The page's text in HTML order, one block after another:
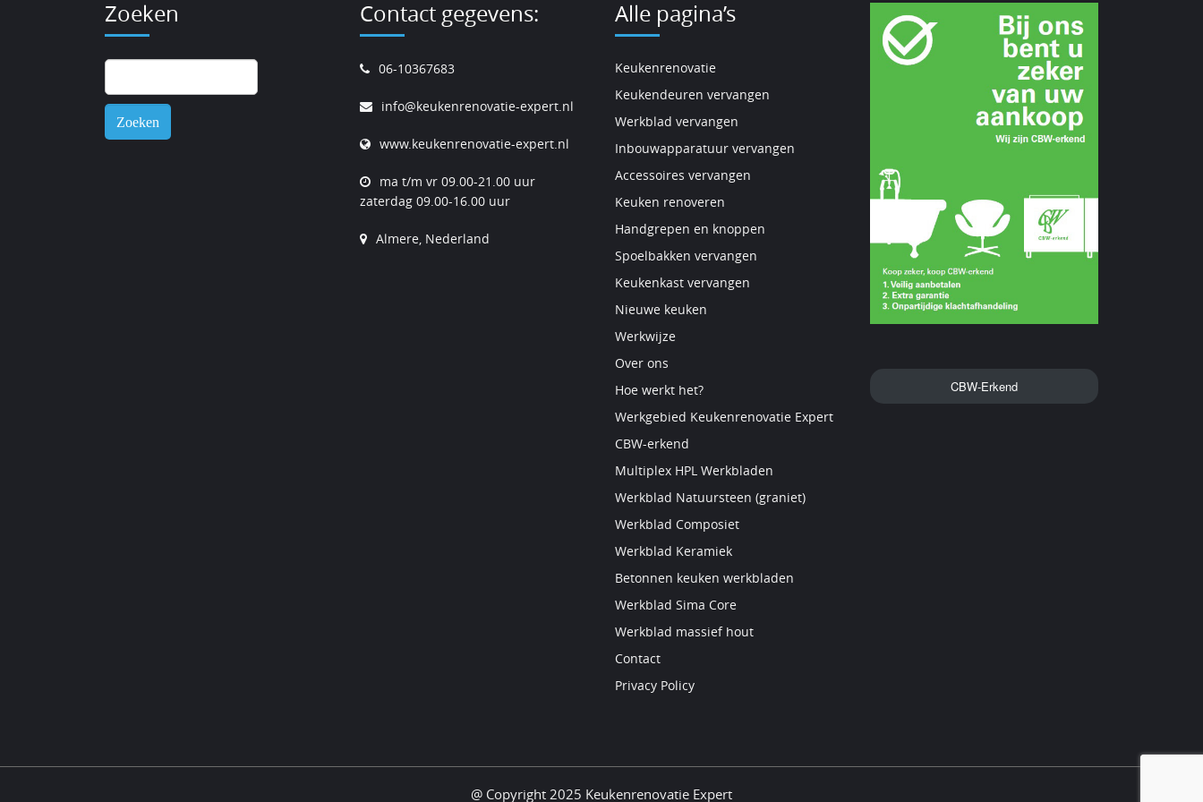
Zoeken
naar:
Contact gegevens:
06-10367683
info@keukenrenovatie-expert.nl
www.keukenrenovatie-expert.nl
ma t/m vr 09.00-21.00 uur
zaterdag 09.00-16.00 uur
Almere, Nederland
Alle pagina’s
Keukenrenovatie
Keukendeuren vervangen
Werkblad vervangen
Inbouwapparatuur vervangen
Accessoires vervangen
Keuken renoveren
Handgrepen en knoppen
Spoelbakken vervangen
Keukenkast vervangen
Nieuwe keuken
Werkwijze
Over ons
Hoe werkt het?
Werkgebied Keukenrenovatie Expert
CBW-erkend
Multiplex HPL Werkbladen
Werkblad Natuursteen (graniet)
Werkblad Composiet
Werkblad Keramiek
Betonnen keuken werkbladen
Werkblad Sima Core
Werkblad massief hout
Contact
Privacy Policy
CBW-Erkend
@ Copyright 2025 Keukenrenovatie Expert